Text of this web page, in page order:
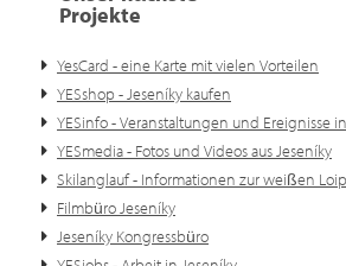
Projekte
YesCard - eine Karte mit vielen Vorteilen
YESshop - Jeseníky kaufen
YESinfo - Veranstaltungen und Ereignisse
YESmedia - Fotos und Videos aus Jeseníky
Skilanglauf - Informationen zur weißen
Filmbüro Jeseníky
Jeseníky Kongressbüro